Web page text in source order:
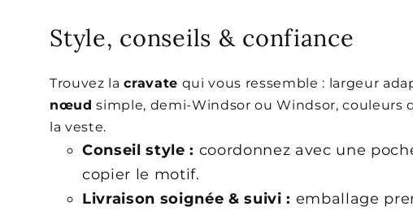
Style, conseils & confiance
Trouvez lacravate qui vous ressemble : largeur
nœud simple, demi-Windsor ou Windsor, couleurs
la veste.
Conseil style : coordonnez avec une
copier le motif.
Livraison soignée & suivi : emballage